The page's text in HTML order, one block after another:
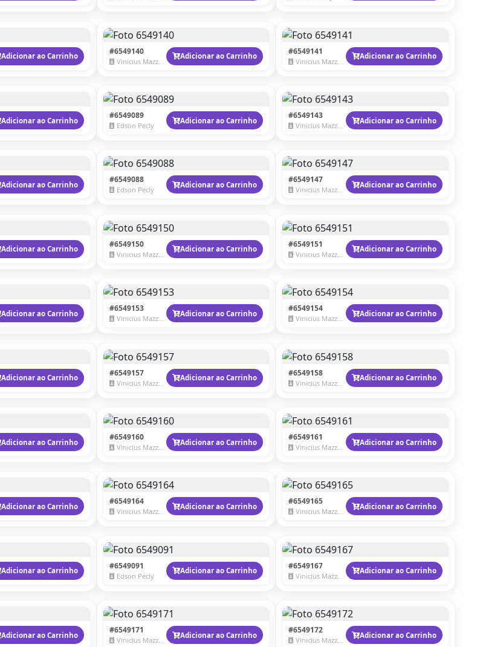
Adicionar ao Carrinho #6549140
Vinicius Mazzaro
Adicionar ao Carrinho #6549141
Vinicius Mazzaro
Adicionar ao Carrinho
Adicionar ao Carrinho #6549089
Edson Pecly
Adicionar ao Carrinho #6549143
Vinicius Mazzaro
Adicionar ao Carrinho
Adicionar ao Carrinho #6549088
Edson Pecly
Adicionar ao Carrinho #6549147
Vinicius Mazzaro
Adicionar ao Carrinho
Adicionar ao Carrinho #6549150
Vinicius Mazzaro
Adicionar ao Carrinho #6549151
Vinicius Mazzaro
Adicionar ao Carrinho
Adicionar ao Carrinho #6549153
Vinicius Mazzaro
Adicionar ao Carrinho #6549154
Vinicius Mazzaro
Adicionar ao Carrinho
Adicionar ao Carrinho #6549157
Vinicius Mazzaro
Adicionar ao Carrinho #6549158
Vinicius Mazzaro
Adicionar ao Carrinho
Adicionar ao Carrinho #6549160
Vinicius Mazzaro
Adicionar ao Carrinho #6549161
Vinicius Mazzaro
Adicionar ao Carrinho
Adicionar ao Carrinho #6549164
Vinicius Mazzaro
Adicionar ao Carrinho #6549165
Vinicius Mazzaro
Adicionar ao Carrinho
Adicionar ao Carrinho #6549091
Edson Pecly
Adicionar ao Carrinho #6549167
Vinicius Mazzaro
Adicionar ao Carrinho
Adicionar ao Carrinho #6549171
Vinicius Mazzaro
Adicionar ao Carrinho #6549172
Vinicius Mazzaro
Adicionar ao Carrinho